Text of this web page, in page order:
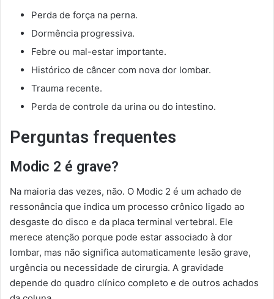
Perda de força na perna.
Dormência progressiva.
Febre ou mal-estar importante.
Histórico de câncer com nova dor lombar.
Trauma recente.
Perda de controle da urina ou do intestino.
Perguntas frequentes
Modic 2 é grave?
Na maioria das vezes, não. O Modic 2 é um achado de
ressonância que indica um processo crônico ligado ao
desgaste do disco e da placa terminal vertebral. Ele
merece atenção porque pode estar associado à dor
lombar, mas não significa automaticamente lesão grave,
urgência ou necessidade de cirurgia. A gravidade
depende do quadro clínico completo e de outros achados